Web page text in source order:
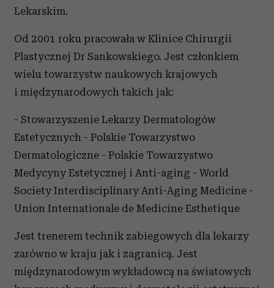
Lekarskim.
Od 2001 roku pracowała w Klinice Chirurgii
Plastycznej Dr Sankowskiego. Jest członkiem
wielu towarzystw naukowych krajowych
i międzynarodowych takich jak:
- Stowarzyszenie Lekarzy Dermatologów
Estetycznych - Polskie Towarzystwo
Dermatologiczne - Polskie Towarzystwo
Medycyny Estetycznej i Anti-aging - World
Society Interdisciplinary Anti-Aging Medicine -
Union Internationale de Medicine Esthetique
Jest trenerem technik zabiegowych dla lekarzy
zarówno w kraju jak i zagranicą. Jest
międzynarodowym wykładowcą na światowych